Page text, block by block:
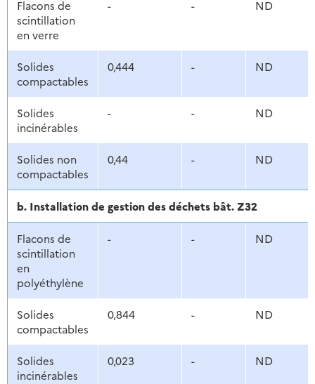
Flacons de
scintillation
en verre
- - ND
Solides
compactables
0,444 - ND
Solides
incinérables
- - ND
Solides non
compactables
0,44 - ND
b. Installation de gestion des déchets bât. Z32
Flacons de
scintillation
en
polyéthylène
- - ND
Solides
compactables
0,844 - ND
Solides
incinérables
0,023 - ND